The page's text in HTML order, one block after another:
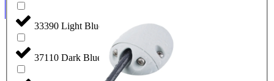
33390 Light Blue
37110 Dark Blue